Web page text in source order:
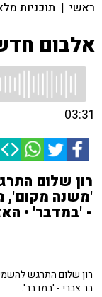
ראשי | תוכניות
אלבום
03:31
רון שלום
'משנה מקום',
- 'במדבר' •
רון שלום התרגש
בר צברי - 'במדבר'.